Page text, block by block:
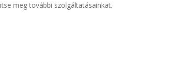
meg további szolgáltatásainkat.